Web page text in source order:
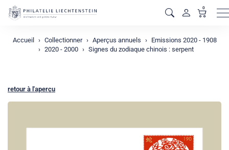
0
Accueil Collectionner Aperçus annuels
Emissions 2020 - 1908
2020 - 2000
Signes du zodiaque chinois : serpent
retour à l'aperçu